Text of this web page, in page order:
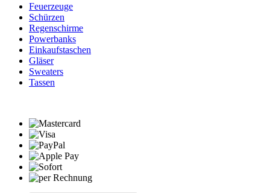
Feuerzeuge
Schürzen
Regenschirme
Powerbanks
Einkaufstaschen
Gläser
Sweaters
Tassen